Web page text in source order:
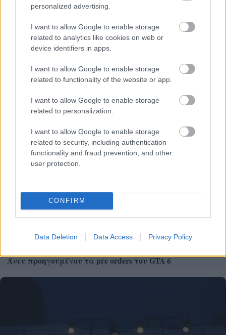
personalized advertising.
I want to allow Google to enable storage
related to analytics like cookies on web or
device identifiers in apps.
I want to allow Google to enable storage
related to functionality of the website or app.
I want to allow Google to enable storage
related to personalization.
I want to allow Google to enable storage
related to security, including authentication
functionality and fraud prevention, and other
user protection.
CONFIRM
Data Deletion Data Access Privacy Policy
επιπλέον χρόνια ζωής
Άνευ προηγουμένου τα pre orders του GTA 6